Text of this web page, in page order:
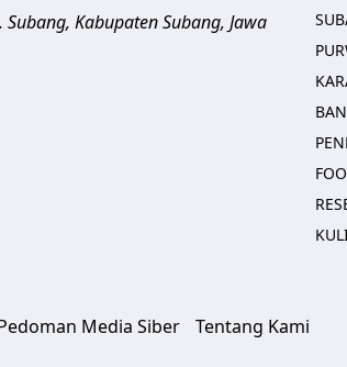
Subang, Kabupaten Subang, Jawa
Media Siber Tentang Kami